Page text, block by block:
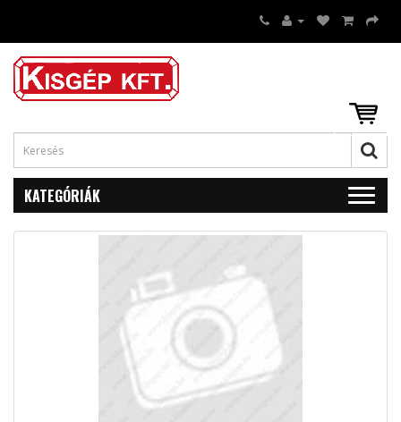
KATEGÓRIÁK